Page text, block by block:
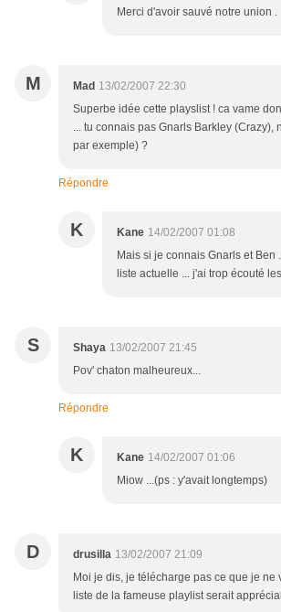
Merci d'avoir sauvé notre union .
M Mad 13/02/2007 22:30
Superbe idée cette playslist ! ca vame
... tu connais pas Gnarls Barkley (Crazy),
par exemple) ?
Répondre
K Kane 14/02/2007 01:08
Mais si je connais Gnarls et Ben
liste actuelle ... j'ai trop écouté
S Shaya 13/02/2007 21:45
Pov' chaton malheureux...
Répondre
K Kane 14/02/2007 01:06
Miow ...(ps : y'avait longtemps)
D drusilla 13/02/2007 21:09
Moi je dis, je télécharge pas ce que je ne
liste de la fameuse playlist serait